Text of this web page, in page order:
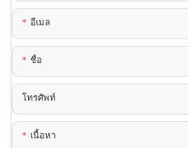
อีเมล
ชื่อ
โทรศัพท์
เนื้อหา